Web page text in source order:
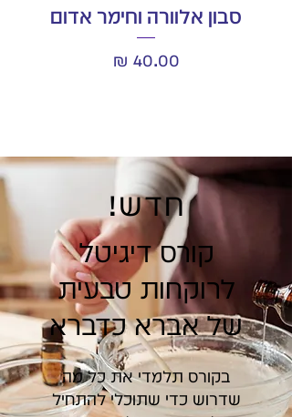
סבון אלוורה וחימר אדום
מחיר
חדש!
קורס דיגיטל
לרוקחות טבעית
של אברא כדברא
בקורס תלמדי את כל מה
שדרוש כדי שתוכלי להתחיל